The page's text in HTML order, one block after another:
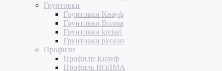
Грунтовки
Грунтовки Кнауф
Грунтовки Волма
Грунтовки kreisel
Грунтовки русеан
Профили
Профили Кнауф
Профиль ВОЛМА